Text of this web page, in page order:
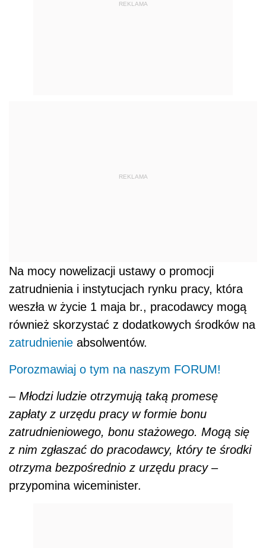
REKLAMA
REKLAMA
Na mocy nowelizacji ustawy o promocji
zatrudnienia i instytucjach rynku pracy, która
weszła w życie 1 maja br., pracodawcy mogą
również skorzystać z dodatkowych środków na
zatrudnienie absolwentów.
Porozmawiaj o tym na naszym FORUM!
– Młodzi ludzie otrzymują taką promesę
zapłaty z urzędu pracy w formie bonu
zatrudnieniowego, bonu stażowego. Mogą się
z nim zgłaszać do pracodawcy, który te środki
otrzyma bezpośrednio z urzędu pracy –
przypomina wiceminister.